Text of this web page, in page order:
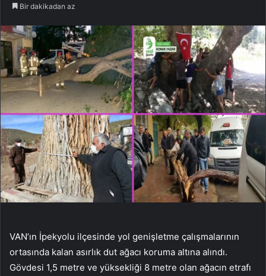
Bir dakikadan az
VAN’ın İpekyolu ilçesinde yol genişletme çalışmalarının
ortasında kalan asırlık dut ağacı koruma altına alındı.
Gövdesi 1,5 metre ve yüksekliği 8 metre olan ağacın etrafı